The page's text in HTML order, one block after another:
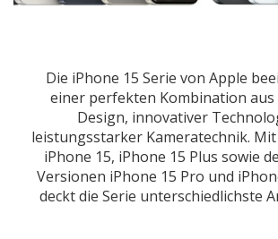
Die iPhone 15 Serie von Apple
einer perfekten Kombination aus
Design, innovativer
leistungsstarker Kameratechnik.
iPhone 15, iPhone 15 Plus sowie
Versionen iPhone 15 Pro und
deckt die Serie unterschiedlichste